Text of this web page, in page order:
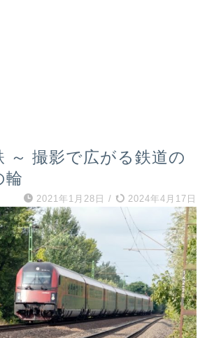
～ 撮影で広がる鉄道の
輪
2021年1月28日 / 2024年4月17日